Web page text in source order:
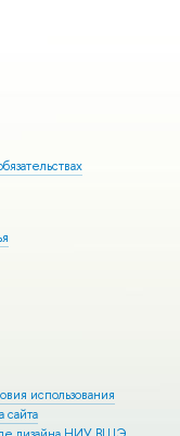
использования
сайта